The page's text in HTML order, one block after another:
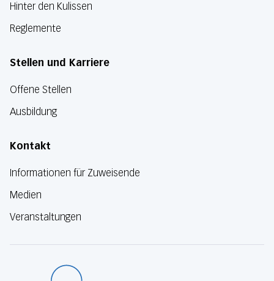
Hinter den Kulissen
Reglemente
Stellen und Karriere
Offene Stellen
Ausbildung
Kontakt
Informationen für Zuweisende
Medien
Veranstaltungen